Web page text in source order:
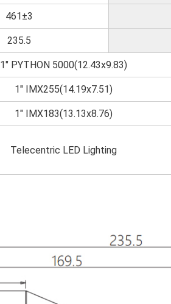
461±3
235.5
1" PYTHON 5000(12.43x9.83)
1" IMX255(14.19x7.51)
1" IMX183(13.13x8.76)
Telecentric LED Lighting